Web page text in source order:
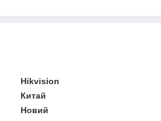
Hikvision
Китай
Новий